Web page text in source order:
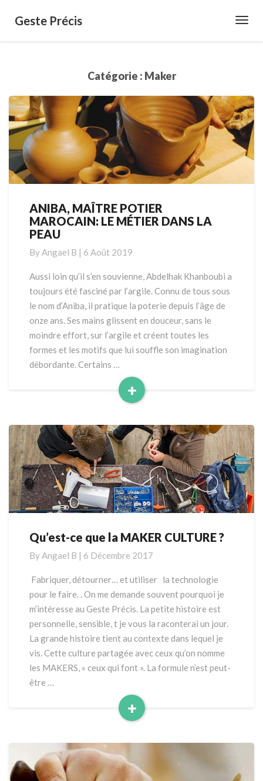
Geste Précis
Catégorie : Maker
ANIBA,
MAÎTRE
POTIER
MAROCAIN:
LE
MÉTIER
LA
PEAU
ANIBA, MAÎTRE POTIER
MAROCAIN: LE MÉTIER DANS LA
PEAU
ByAngael B | 6 Août 2019
Aussi loin qu’il s’en souvienne, Abdelhak Khanboubi a
toujours été fasciné par l’argile. Connu de tous sous
le nom d’Aniba, il pratique la poterie depuis l’âge de
onze ans. Ses mains glissent en douceur, sans le
moindre effort, sur l’argile et créent toutes les
formes et les motifs que lui souffle son imagination
débordante. Certains …
+
Read
Qu’est-
que
la
MAKER
CULTURE
?
Qu’est-ce que la MAKER CULTURE ?
ByAngael B | 6 Décembre 2017
Fabriquer, détourner… et utiliser la technologie
pour le faire. . On me demande souvent pourquoi je
m’intéresse au Geste Précis. La petite histoire est
personnelle, sensible, t je vous la raconterai un jour.
La grande histoire tient au contexte dans lequel je
vis. Cette culture partagée avec ceux qu’on nomme
les MAKERS, « ceux qui font ». La formule n’est peut-
être …
+
Read